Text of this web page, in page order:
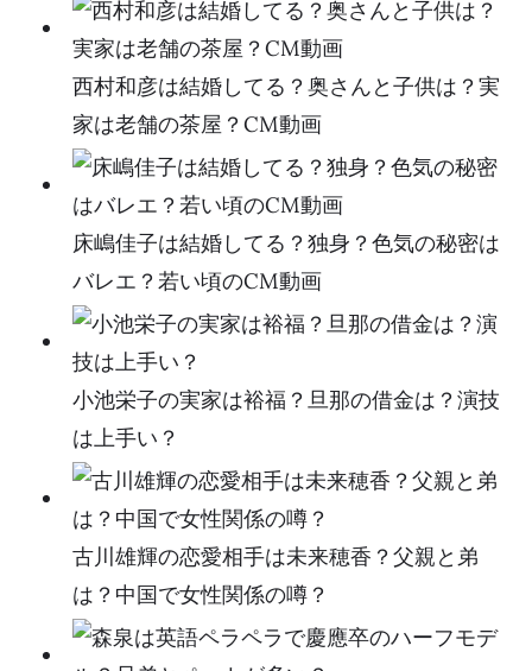
西村和彦は結婚してる？奥さんと子供は？実
家は老舗の茶屋？CM動画
床嶋佳子は結婚してる？独身？色気の秘密は
バレエ？若い頃のCM動画
小池栄子の実家は裕福？旦那の借金は？演技
は上手い？
古川雄輝の恋愛相手は未来穂香？父親と弟
は？中国で女性関係の噂？